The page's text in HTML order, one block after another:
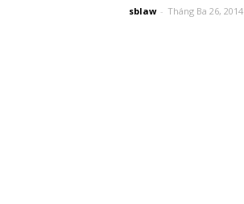
sblaw - Tháng Ba 26, 2014